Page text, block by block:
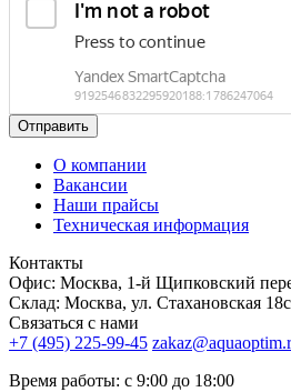
Отправить
О компании
Вакансии
Наши прайсы
Техническая информация
Контакты
Офис: Москва, 1-й Щипковский
Склад: Москва, ул. Стахановская
Связаться с нами
+7 (495) 225-99-45
Время работы: с 9:00 до 18:00